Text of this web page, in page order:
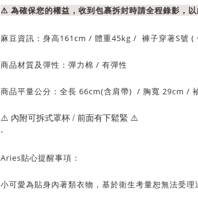
⚠ 為確保您的權益，收到包裹拆封時請全程錄影，
麻豆資訊： 身高161cm / 體重45kg / 褲子穿著S號 (
商品材質及彈性：彈力棉 / 有彈性
商品平量公分：全長 66cm(含肩帶) / 胸寬 29cm /
⚠️ 內附可拆式罩杯 / 前面有下鬆緊 ⚠️
-
Aries貼心提醒事項：
小可愛為貼身內著類衣物，基於衛生考量恕無法受理